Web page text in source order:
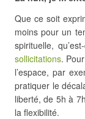
Que ce soit
moins pour un
spirituelle,
sollicitations.
l’espace, par
pratiquer le
liberté, de 5h à
la flexibilité.